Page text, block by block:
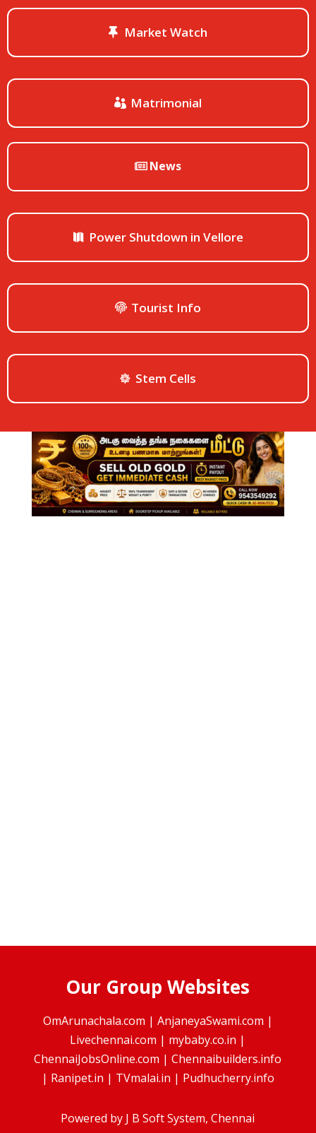
Market Watch
Matrimonial
News
Power Shutdown in Vellore
Tourist Info
Stem Cells
Our Group Websites
OmArunachala.com | AnjaneyaSwami.com |
Livechennai.com | mybaby.co.in |
ChennaiJobsOnline.com |Chennaibuilders.info
| Ranipet.in | TVmalai.in | Pudhucherry.info
Powered by J B Soft System, Chennai